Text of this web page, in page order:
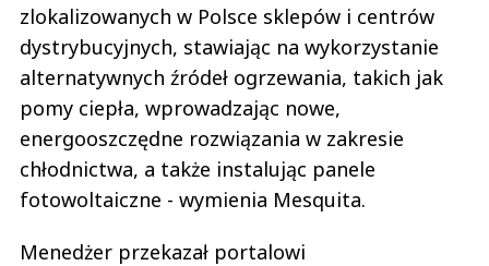
zlokalizowanych w Polsce sklepów i centrów
dystrybucyjnych, stawiając na wykorzystanie
alternatywnych źródeł ogrzewania, takich jak
pomy ciepła, wprowadzając nowe,
energooszczędne rozwiązania w zakresie
chłodnictwa, a także instalując panele
fotowoltaiczne - wymienia Mesquita.
Menedżer przekazał portalowi